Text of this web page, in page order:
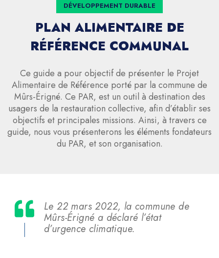
DÉVELOPPEMENT DURABLE
PLAN ALIMENTAIRE DE
RÉFÉRENCE COMMUNAL
Ce guide a pour objectif de présenter le Projet
Alimentaire de Référence porté par la commune de
Mûrs-Érigné. Ce PAR, est un outil à destination des
usagers de la restauration collective, afin d’établir ses
objectifs et principales missions. Ainsi, à travers ce
guide, nous vous présenterons les éléments fondateurs
du PAR, et son organisation.
Le 22 mars 2022, la commune de
Mûrs-Érigné a déclaré l’état
d’urgence climatique.